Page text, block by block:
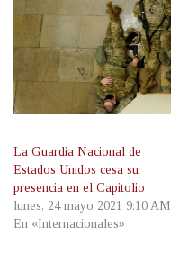
La Guardia Nacional de
Estados Unidos cesa su
presencia en el Capitolio
lunes, 24 mayo 2021 9:10 AM
En «Internacionales»